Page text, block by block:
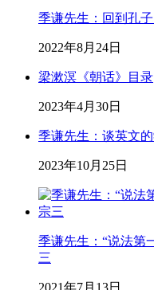
季谦先生：回到孔
2022年8月24日
梁漱溟《朝话》目录
2023年4月30日
季谦先生：谈英文
2023年10月25日
季谦先生：“说法
三
2021年7月13日